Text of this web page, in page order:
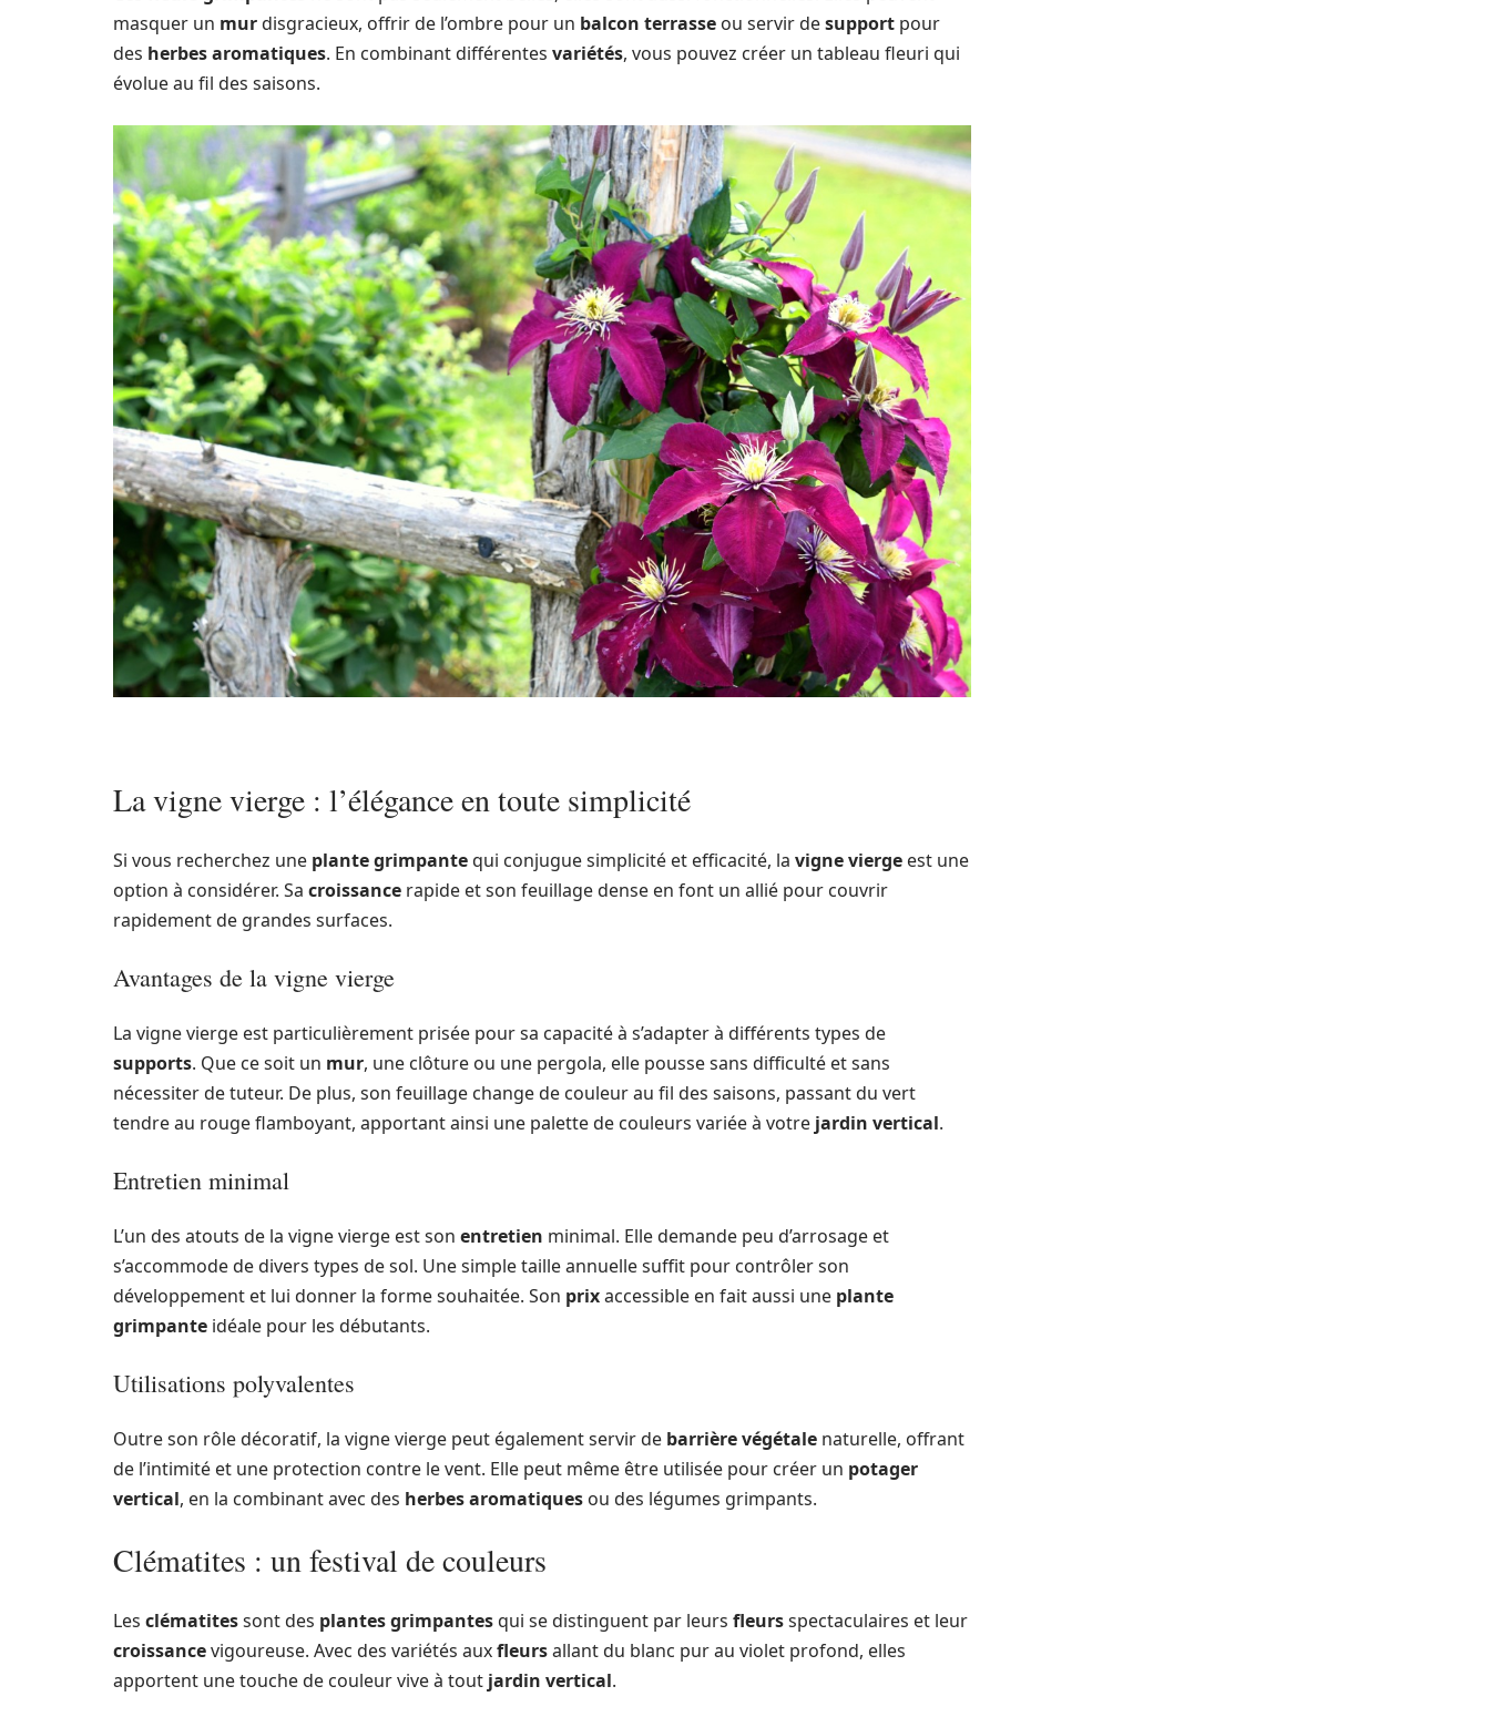
masquer un murdisgracieux, offrir de l’ombre pour un balcon terrasse ou servir desupport pour
des herbes aromatiques. En combinant différentes variétés, vous pouvez créer un tableau fleuri qui
évolue au fil des saisons.
La vigne vierge : l’élégance en toute simplicité
Si vous recherchez une plante grimpantequi conjugue simplicité et efficacité, la vigne vierge est une
option à considérer. Sa croissance rapide et son feuillage dense en font un allié pour couvrir
rapidement de grandes surfaces.
Avantages de la vigne vierge
La vigne vierge est particulièrement prisée pour sa capacité à s’adapter à différents types de
supports. Que ce soit un mur, une clôture ou une pergola, elle pousse sans difficulté et sans
nécessiter de tuteur. De plus, son feuillage change de couleur au fil des saisons, passant du vert
tendre au rouge flamboyant, apportant ainsi une palette de couleurs variée à votre jardin vertical.
Entretien minimal
L’un des atouts de la vigne vierge est son entretien minimal. Elle demande peu d’arrosage et
s’accommode de divers types de sol. Une simple taille annuelle suffit pour contrôler son
développement et lui donner la forme souhaitée. Son prixaccessible en fait aussi une plante
grimpante idéale pour les débutants.
Utilisations polyvalentes
Outre son rôle décoratif, la vigne vierge peut également servir de barrière végétale naturelle, offrant
de l’intimité et une protection contre le vent. Elle peut même être utilisée pour créer un potager
vertical, en la combinant avec des herbes aromatiques ou des légumes grimpants.
Clématites : un festival de couleurs
Les clématitessont des plantes grimpantesqui se distinguent par leurs fleursspectaculaires et leur
croissancevigoureuse. Avec des variétés auxfleursallant du blanc pur au violet profond, elles
apportent une touche de couleur vive à tout jardin vertical.